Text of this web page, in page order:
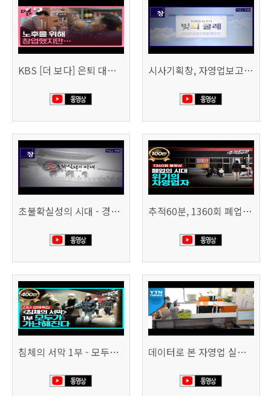
KBS [더 보다] 은퇴 대신 폐업 시사기획창, 자영업보고서 빚의 굴레 507회 (KBS 25.6.10)
초불확실성의 시대 - 경제를 구하라 494회 (KBS 25.2.11) 추적60분, 1360회 폐업의 시대, 위기의 자영업자
침체의 서막 1부 - 모두가 가난해진다 | 시사직격 신년특집 데이터로 본 자영업 실태 - 매출 '뚝', 장수 업소도 '휘청'